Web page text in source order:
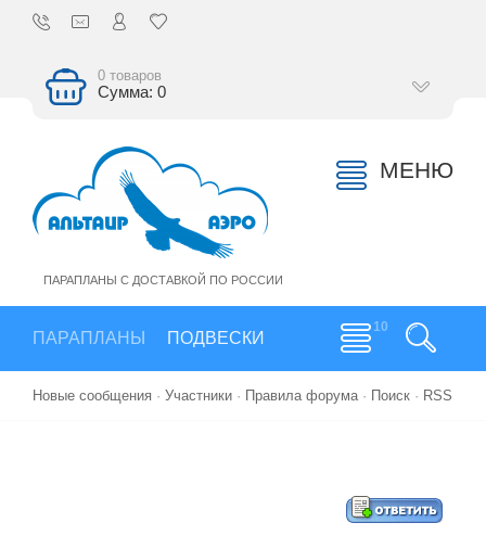
0 товаров
Сумма: 0
ПАРАПЛАНЫ С ДОСТАВКОЙ ПО РОССИИ
МЕНЮ
ПАРАПЛАНЫ ПОДВЕСКИ
Новые сообщения · Участники · Правила форума· Поиск · RSS